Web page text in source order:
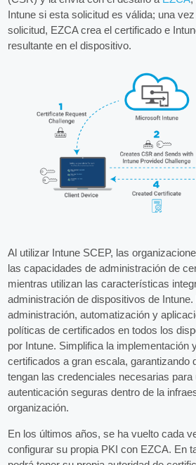
Intune si esta solicitud es válida; una
solicitud, EZCA crea el certificado e
resultante en el dispositivo.
Al utilizar Intune SCEP, las
las capacidades de administración de
mientras utilizan las características
administración de dispositivos de
administración, automatización y
políticas de certificados en todos los
por Intune. Simplifica la implementación
certificados a gran escala, garantizando
tengan las credenciales necesarias
autenticación seguras dentro de la
organización.
En los últimos años, se ha vuelto cada
configurar su propia PKI con EZCA. En